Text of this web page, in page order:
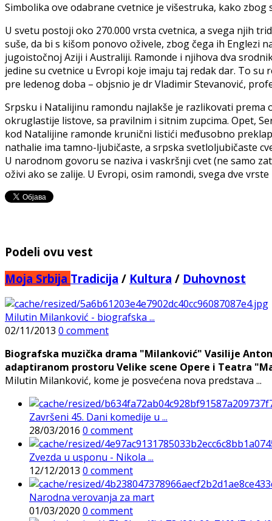
Simbolika ove odabrane cvetnice je višestruka, kako zbog
U svetu postoji oko 270.000 vrsta cvetnica, a svega njih
suše, da bi s kišom ponovo oživele, zbog čega ih Englezi
jugoistočnoj Aziji i Australiji. Ramonde i njihova dva
jedine su cvetnice u Evropi koje imaju taj redak dar. To
pre ledenog doba – objsnio je dr Vladimir Stevanović,
Srpsku i Natalijinu ramondu najlakše je razlikovati prema
okruglastije listove, sa pravilnim i sitnim zupcima. Opet,
kod Natalijine ramonde krunični listići međusobno
nathalie ima tamno-ljubičaste, a srpska svetloljubičaste
U narodnom govoru se naziva i vaskršnji cvet (ne samo
oživi ako se zalije. U Evropi, osim ramondi, svega dve
Podeli ovu vest
Moja Srbija Tradicija / Kultura / Duhovnost
Milutin Milanković - biografska ...
02/11/2013 0 comment
Biografska muzička drama "Milanković" Vasilije
adaptiranom prostoru Velike scene Opere i Teatra
Milutin Milanković, kome je posvećena nova predstava ...
Završeni 45. Dani komedije u ...
28/03/2016 0 comment
Zvezda u usponu - Nikola ...
12/12/2013 0 comment
Narodna verovanja za mart
01/03/2020 0 comment